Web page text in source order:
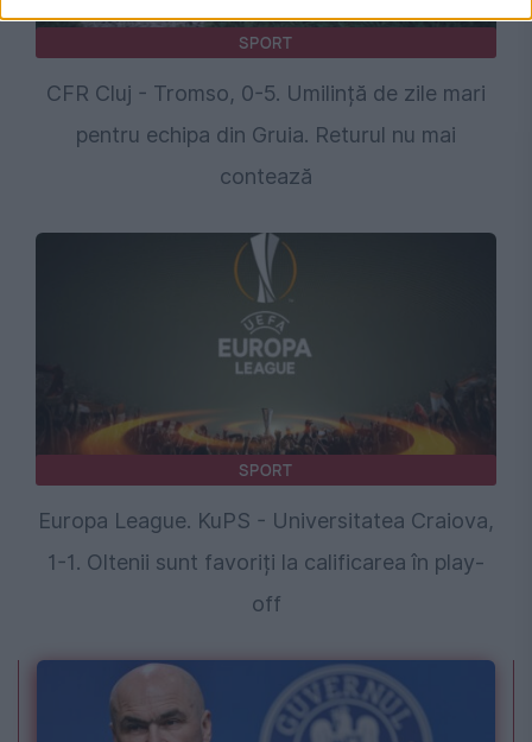
SPORT
CFR Cluj - Tromso, 0-5. Umilință de zile mari
pentru echipa din Gruia. Returul nu mai
contează
SPORT
Europa League. KuPS - Universitatea Craiova,
1-1. Oltenii sunt favoriți la calificarea în play-
off